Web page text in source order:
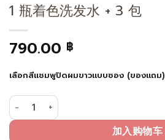
1 瓶着色洗发水 + 3 包
790.00 ฿
เลือกสีแชมพูปิดผมขาวแบบซอง (ของแถม)
1 瓶着色洗发水 + 3 包 数量
加入购物车